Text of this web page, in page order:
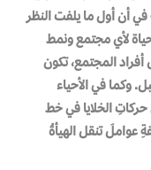
في أن أول ما يلفت النظر
لأي مجتمع ونمط
المجتمع، تكون
وكما في الأحياء
الخلايا في خط
عواملَ تنقل الهيأةُ